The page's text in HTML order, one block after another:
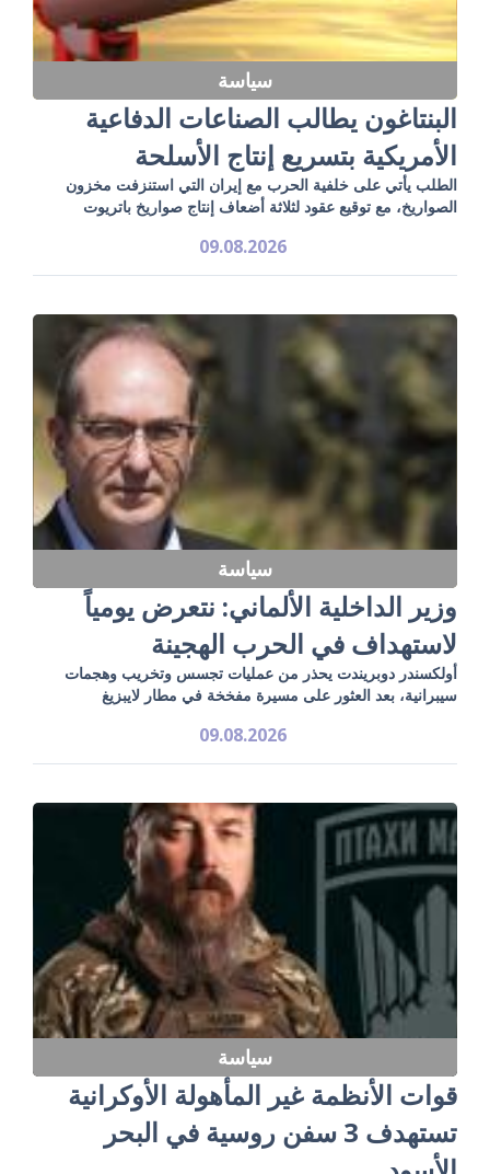
سياسة
البنتاغون يطالب الصناعات الدفاعية
الأمريكية بتسريع إنتاج الأسلحة
الطلب يأتي على خلفية الحرب مع إيران التي استنزفت مخزون
الصواريخ، مع توقيع عقود لثلاثة أضعاف إنتاج صواريخ باتريوت
09.08.2026
سياسة
وزير الداخلية الألماني: نتعرض يومياً
لاستهداف في الحرب الهجينة
أولكسندر دوبريندت يحذر من عمليات تجسس وتخريب وهجمات
سيبرانية، بعد العثور على مسيرة مفخخة في مطار لايبزيغ
09.08.2026
سياسة
قوات الأنظمة غير المأهولة الأوكرانية
تستهدف 3 سفن روسية في البحر